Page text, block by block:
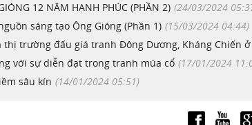
12 NĂM HẠNH PHÚC (PHẦN 2) (24/03/2024
sáng tạo Ông Gióng (Phần 1) (15/03/2024 04:44)
thị trường đấu giá tranh Đông Dương, Kháng Chiến ở
với sự diễn đạt trong tranh múa cổ (17/01/2024
sâu kín (14/01/2024 05:51)